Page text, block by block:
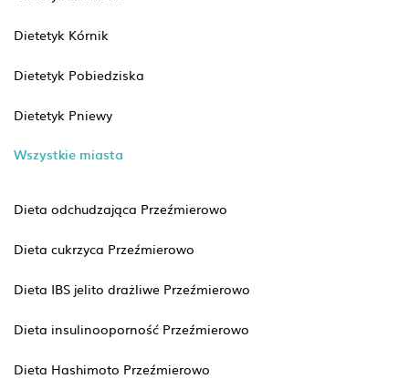
Dietetyk Kórnik
Dietetyk Pobiedziska
Dietetyk Pniewy
Wszystkie miasta
Dieta odchudzająca Przeźmierowo
Dieta cukrzyca Przeźmierowo
Dieta IBS jelito drażliwe Przeźmierowo
Dieta insulinooporność Przeźmierowo
Dieta Hashimoto Przeźmierowo